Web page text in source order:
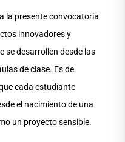
la presente convocatoria
innovadores y
se desarrollen desde las
de clase. Es de
cada estudiante
el nacimiento de una
un proyecto sensible.